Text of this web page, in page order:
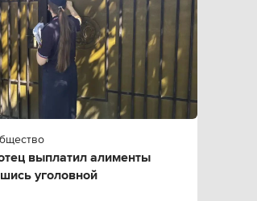
выплатил алименты
уголовной